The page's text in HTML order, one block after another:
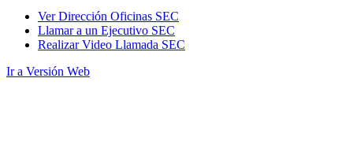
Ver Dirección Oficinas SEC
Llamar a un Ejecutivo SEC
Realizar Video Llamada SEC
Ir a Versión Web